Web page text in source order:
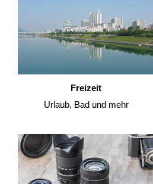
Freizeit
Urlaub, Bad und mehr